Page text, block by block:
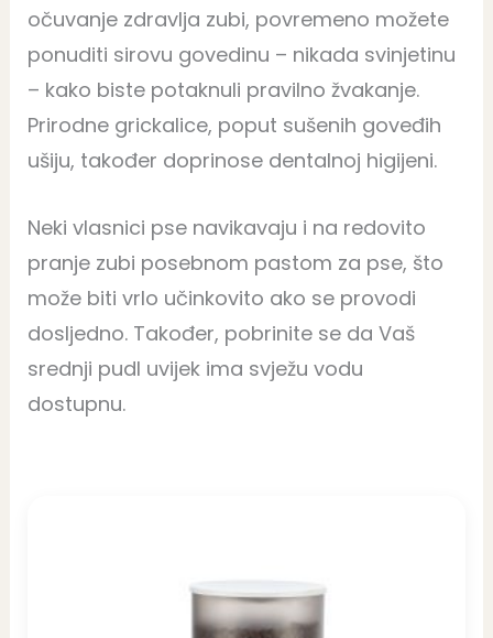
očuvanje zdravlja zubi, povremeno možete
ponuditi sirovu govedinu – nikada svinjetinu
– kako biste potaknuli pravilno žvakanje.
Prirodne grickalice, poput sušenih goveđih
ušiju, također doprinose dentalnoj higijeni.
Neki vlasnici pse navikavaju i na redovito
pranje zubi posebnom pastom za pse, što
može biti vrlo učinkovito ako se provodi
dosljedno. Također, pobrinite se da Vaš
srednji pudl uvijek ima svježu vodu
dostupnu.